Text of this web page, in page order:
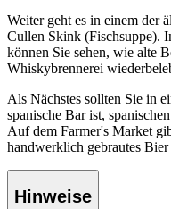
Weiter geht es in einem der
Cullen Skink (Fischsuppe).
können Sie sehen, wie alte
Whiskybrennerei
Als Nächstes sollten Sie in
spanische Bar ist,
Auf dem Farmer's Market
handwerklich gebrautes
Hinweise